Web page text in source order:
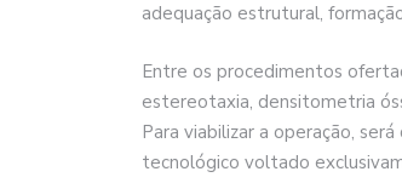
adequação estrutural,
Entre os procedimentos
estereotaxia, densitometria
Para viabilizar a operação,
tecnológico voltado